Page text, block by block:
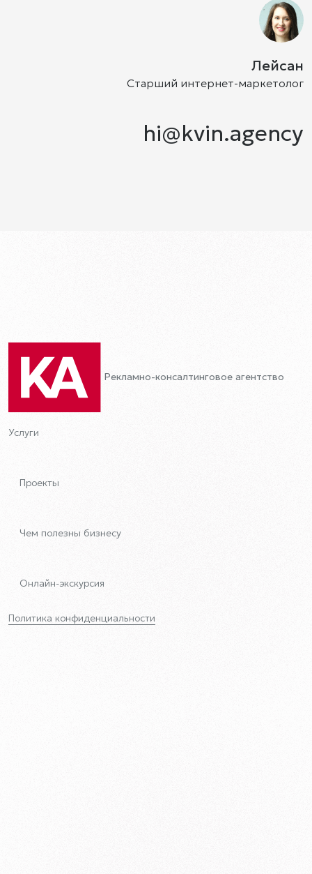
Лейсан
Старший интернет-маркетолог
hi@kvin.agency
Рекламно-консалтинговое агентство
Услуги
Проекты
Чем полезны бизнесу
Онлайн-экскурсия
Политика конфиденциальности